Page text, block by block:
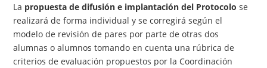
La propuesta de difusión e implantación del Protocolo se
realizará de forma individual y se corregirá según el
modelo de revisión de pares por parte de otras dos
alumnas o alumnos tomando en cuenta una rúbrica de
criterios de evaluación propuestos por la Coordinación